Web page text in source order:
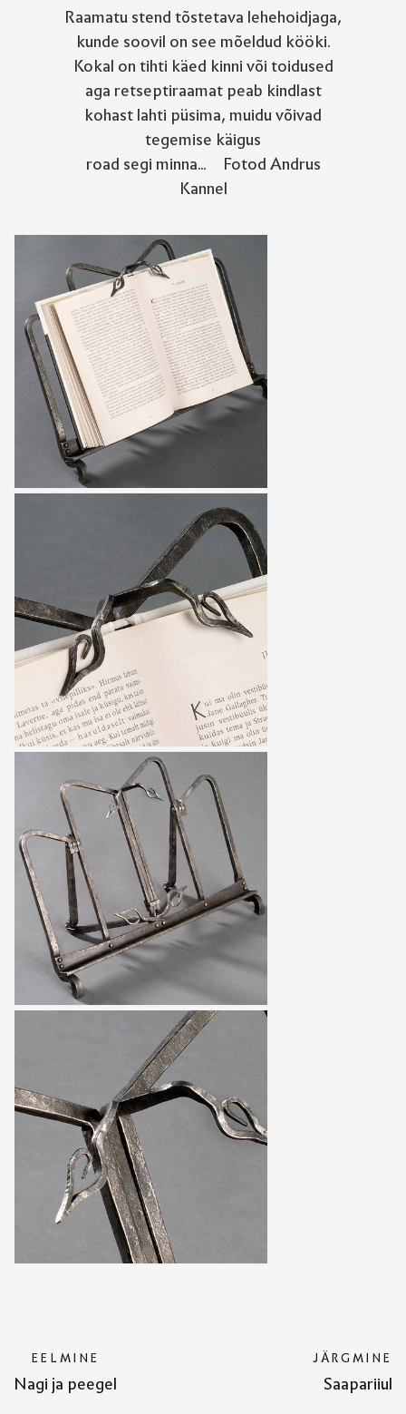
Raamatu stend tõstetava lehehoidjaga,
kunde soovil on see mõeldud kööki.
Kokal on tihti käed kinni või toidused
aga retseptiraamat peab kindlast
kohast lahti püsima, muidu võivad
tegemise käigus
road segi minna... Fotod Andrus
Kannel
EELMINE
Nagi ja peegel
JÄRGMINE
Saapariiul